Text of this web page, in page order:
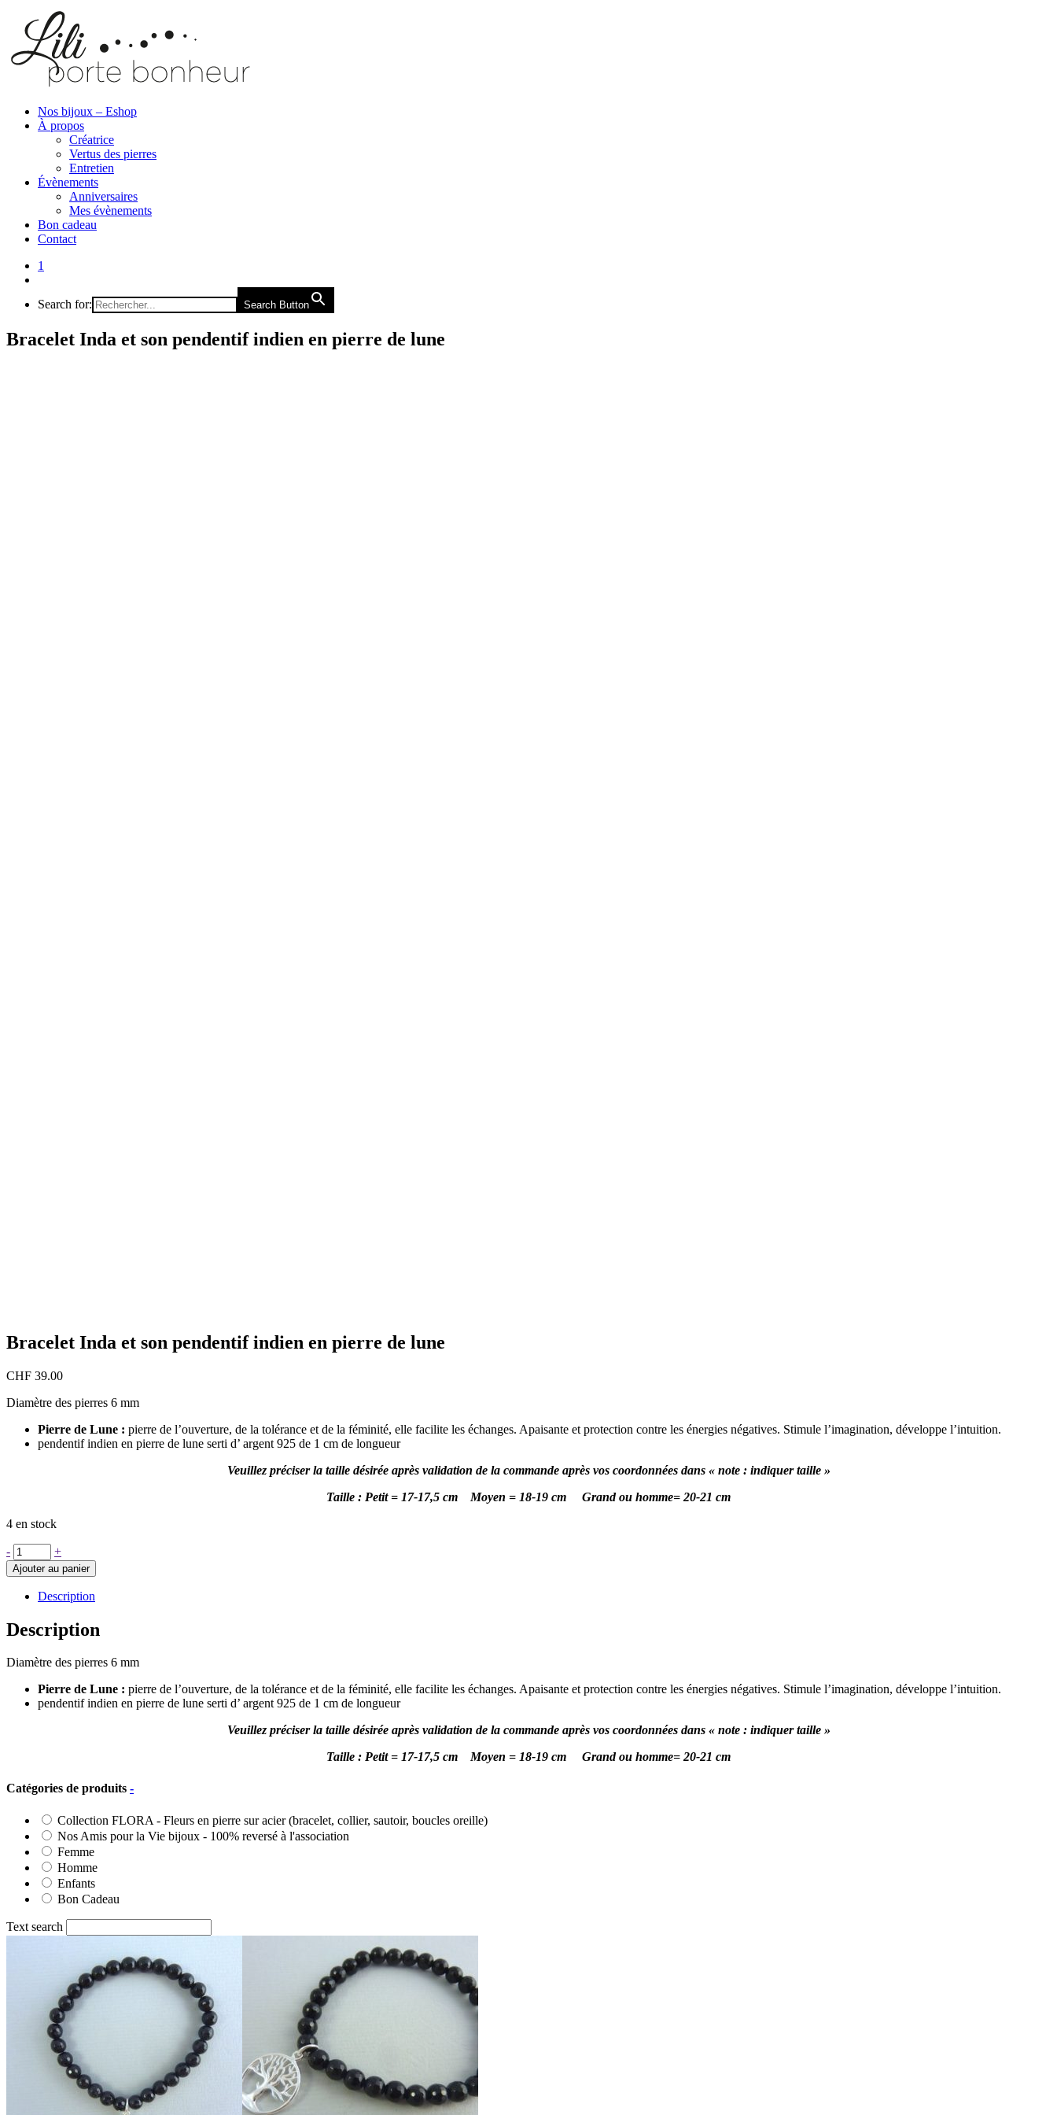
Nos bijoux – Eshop
À propos
Créatrice
Vertus des pierres
Entretien
Évènements
Anniversaires
Mes évènements
Bon cadeau
Contact
1
Search for: Search Button
Bracelet Inda et son pendentif indien en pierre de lune
Bracelet Inda et son pendentif indien en pierre de lune
CHF 39.00
Diamètre des pierres 6 mm
Pierre de Lune : pierre de l’ouverture, de la tolérance et de la féminité, elle facilite les échanges. Apaisante et protection contre les énergies négatives. Stimule l’imagination, développe l’intuition.
pendentif indien en pierre de lune serti d’ argent 925 de 1 cm de longueur
Veuillez préciser la taille désirée après validation de la commande après vos coordonnées dans « note : indiquer taille »
Taille : Petit = 17-17,5 cm Moyen = 18-19 cm Grand ou homme= 20-21 cm
4 en stock
- quantité
de
Bracelet
Inda
son
pendentif
en
lune
+
Ajouter au panier
Description
Description
Diamètre des pierres 6 mm
Pierre de Lune : pierre de l’ouverture, de la tolérance et de la féminité, elle facilite les échanges. Apaisante et protection contre les énergies négatives. Stimule l’imagination, développe l’intuition.
pendentif indien en pierre de lune serti d’ argent 925 de 1 cm de longueur
Veuillez préciser la taille désirée après validation de la commande après vos coordonnées dans « note : indiquer taille »
Taille : Petit = 17-17,5 cm Moyen = 18-19 cm Grand ou homme= 20-21 cm
Catégories de produits -
Collection FLORA - Fleurs en pierre sur acier (bracelet, collier, sautoir, boucles oreille)
Nos Amis pour la Vie bijoux - 100% reversé à l'association
Femme
Homme
Enfants
Bon Cadeau
Text search